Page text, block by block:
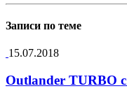
Записи по теме
15.07.2018
Outlander TURBO